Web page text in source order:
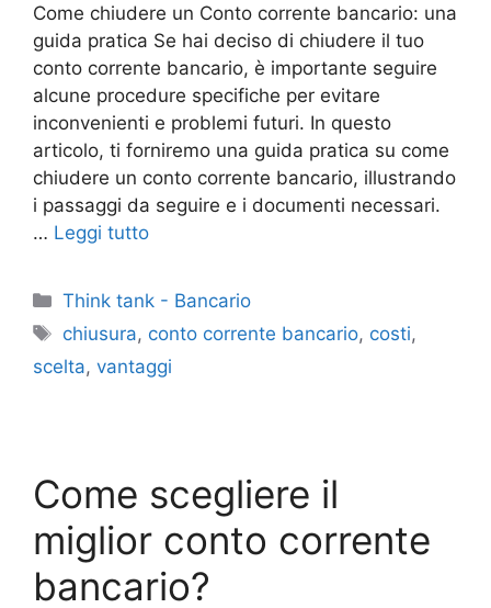
Come chiudere un Conto corrente bancario: una
guida pratica Se hai deciso di chiudere il tuo
conto corrente bancario, è importante seguire
alcune procedure specifiche per evitare
inconvenienti e problemi futuri. In questo
articolo, ti forniremo una guida pratica su come
chiudere un conto corrente bancario, illustrando
i passaggi da seguire e i documenti necessari.
… Leggi tutto
Categorie
Think tank - Bancario
Tag
chiusura, conto corrente bancario, costi,
scelta, vantaggi
Come scegliere il
miglior conto corrente
bancario?